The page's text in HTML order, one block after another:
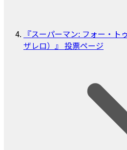
『スーパーマン: フォー・
ザレロ）』 投票ページ